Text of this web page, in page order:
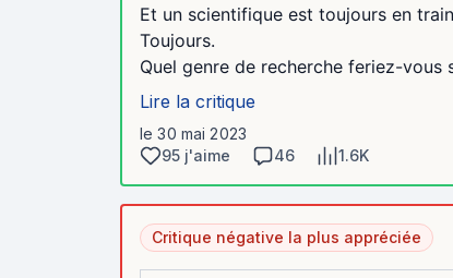
Et un scientifique est toujours en
Toujours.
Quel genre de recherche feriez-vous
Lire la critique
le 30 mai 2023
95 j'aime
46 1.6K
Critique négative la plus appréciée